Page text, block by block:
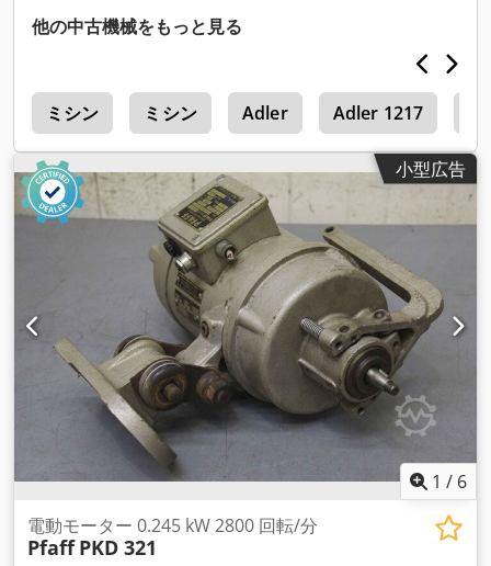
-メーカー: Pfaff シルバーブルー、スクリュージャック -タイプ:
SHE 2.5 -有効ストローク：200mm Codpfev I Rwksx Alieha -
シャフト: 両側 Ø 16 x 40 mm -スピンドルヘッド：内径 Ø 25
mm -寸法:465/190/H165mm -重量: 10.1 kg
他の中古機械をもっと見る
ミシン ミシン Adler Adler 1217
小型広告
1 / 6
電動モーター 0.245 kW 2800 回転/分
Pfaff PKD 321